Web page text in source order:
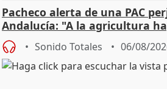
Pacheco alerta de una PAC
Andalucía: "A la agricultura
Sonido Totales 06/08/